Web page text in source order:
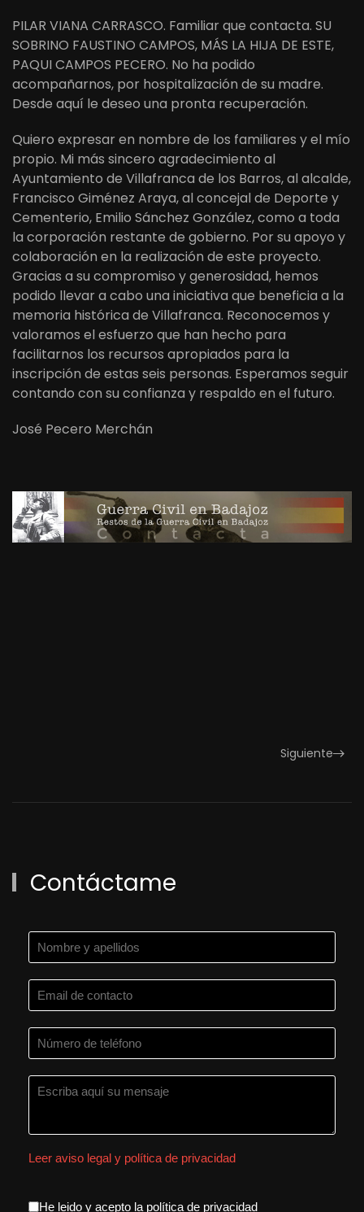
PILAR VIANA CARRASCO. Familiar que contacta. SU
SOBRINO FAUSTINO CAMPOS, MÁS LA HIJA DE ESTE,
PAQUI CAMPOS PECERO. No ha podido
acompañarnos, por hospitalización de su madre.
Desde aquí le deseo una pronta recuperación.
Quiero expresar en nombre de los familiares y el mío
propio. Mi más sincero agradecimiento al
Ayuntamiento de Villafranca de los Barros, al alcalde,
Francisco Giménez Araya, al concejal de Deporte y
Cementerio, Emilio Sánchez González, como a toda
la corporación restante de gobierno. Por su apoyo y
colaboración en la realización de este proyecto.
Gracias a su compromiso y generosidad, hemos
podido llevar a cabo una iniciativa que beneficia a la
memoria histórica de Villafranca. Reconocemos y
valoramos el esfuerzo que han hecho para
facilitarnos los recursos apropiados para la
inscripción de estas seis personas. Esperamos seguir
contando con su confianza y respaldo en el futuro.
José Pecero Merchán
Siguiente
Contáctame
Leer aviso legal y política de privacidad
He leido y acepto la política de privacidad